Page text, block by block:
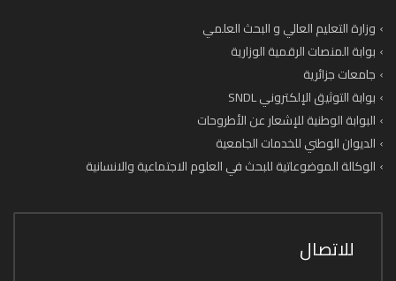
وزارة التعليم العالي و البحث العلمي
بوابة المنصات الرقمية الوزارية
جامعات جزائرية
بوابة التوثيق الإلكتروني SNDL
البوابة الوطنية للإشعار عن الأطروحات
الديوان الوطني للخدمات الجامعية
الوكالة الموضوعاتية للبحث في العلوم الاجتماعية والانسانية
للاتصال